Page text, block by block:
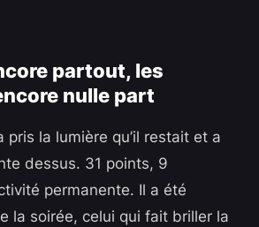
partout, les
nulle part
pris la lumière qu’il restait et a
dessus. 31 points, 9
permanente. Il a été
la soirée, celui qui fait briller la